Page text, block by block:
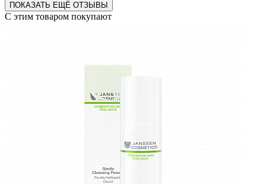
ПОКАЗАТЬ ЕЩЁ ОТЗЫВЫ
С этим товаром покупают